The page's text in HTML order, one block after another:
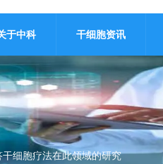
于中科 干细胞资讯
细胞疗法在此领域的研究